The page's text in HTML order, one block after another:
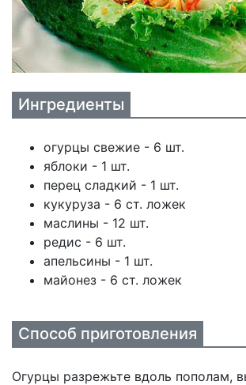
Ингредиенты
огурцы свежие - 6 шт.
яблоки - 1 шт.
перец сладкий - 1 шт.
кукуруза - 6 ст. ложек
маслины - 12 шт.
редис - 6 шт.
апельсины - 1 шт.
майонез - 6 ст. ложек
Способ приготовления
Огурцы разрежьте вдоль пополам,